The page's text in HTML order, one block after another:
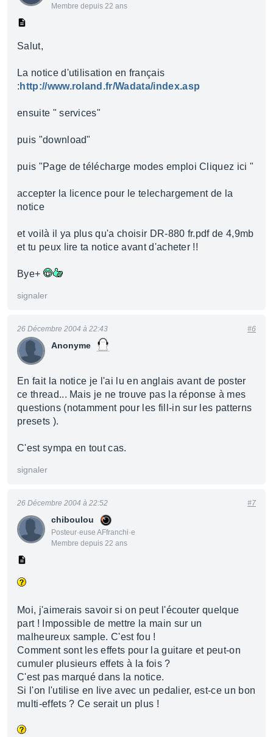
Membre depuis 22 ans
Salut,
La notice d'utilisation en français
: http://www.roland.fr/Wadata/index.asp
ensuite " services"
puis "download"
puis "Page de télécharge modes emploi Cliquez ici "
accepter la licence pour le telechargement de la
notice
et voilà il ya plus qu'a choisir DR-880 fr.pdf de 4,9mb
et tu peux lire ta notice avant d'acheter !!
Bye+
signaler
Anonyme
26 Décembre 2004 à 22:43 #6
En fait la notice je l'ai lu en anglais avant de poster
ce thread... Mais je ne trouve pas la réponse à mes
questions (notamment pour les fill-in sur les patterns
presets ).
C'est sympa en tout cas.
signaler
chiboulou
Posteur·euse AFfranchi·e
Membre depuis 22 ans
26 Décembre 2004 à 22:52 #7
Moi, j'aimerais savoir si on peut l'écouter quelque
part ! Impossible de mettre la main sur un
malheureux sample. C'est fou !
Comment sont les effets pour la guitare et peut-on
cumuler plusieurs effets à la fois ?
C'est pas marqué dans la notice.
Si l'on l'utilise en live avec un pedalier, est-ce un bon
multi-effets ? Ce serait un plus !